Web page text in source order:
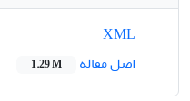
اصل مقاله
1.29 M